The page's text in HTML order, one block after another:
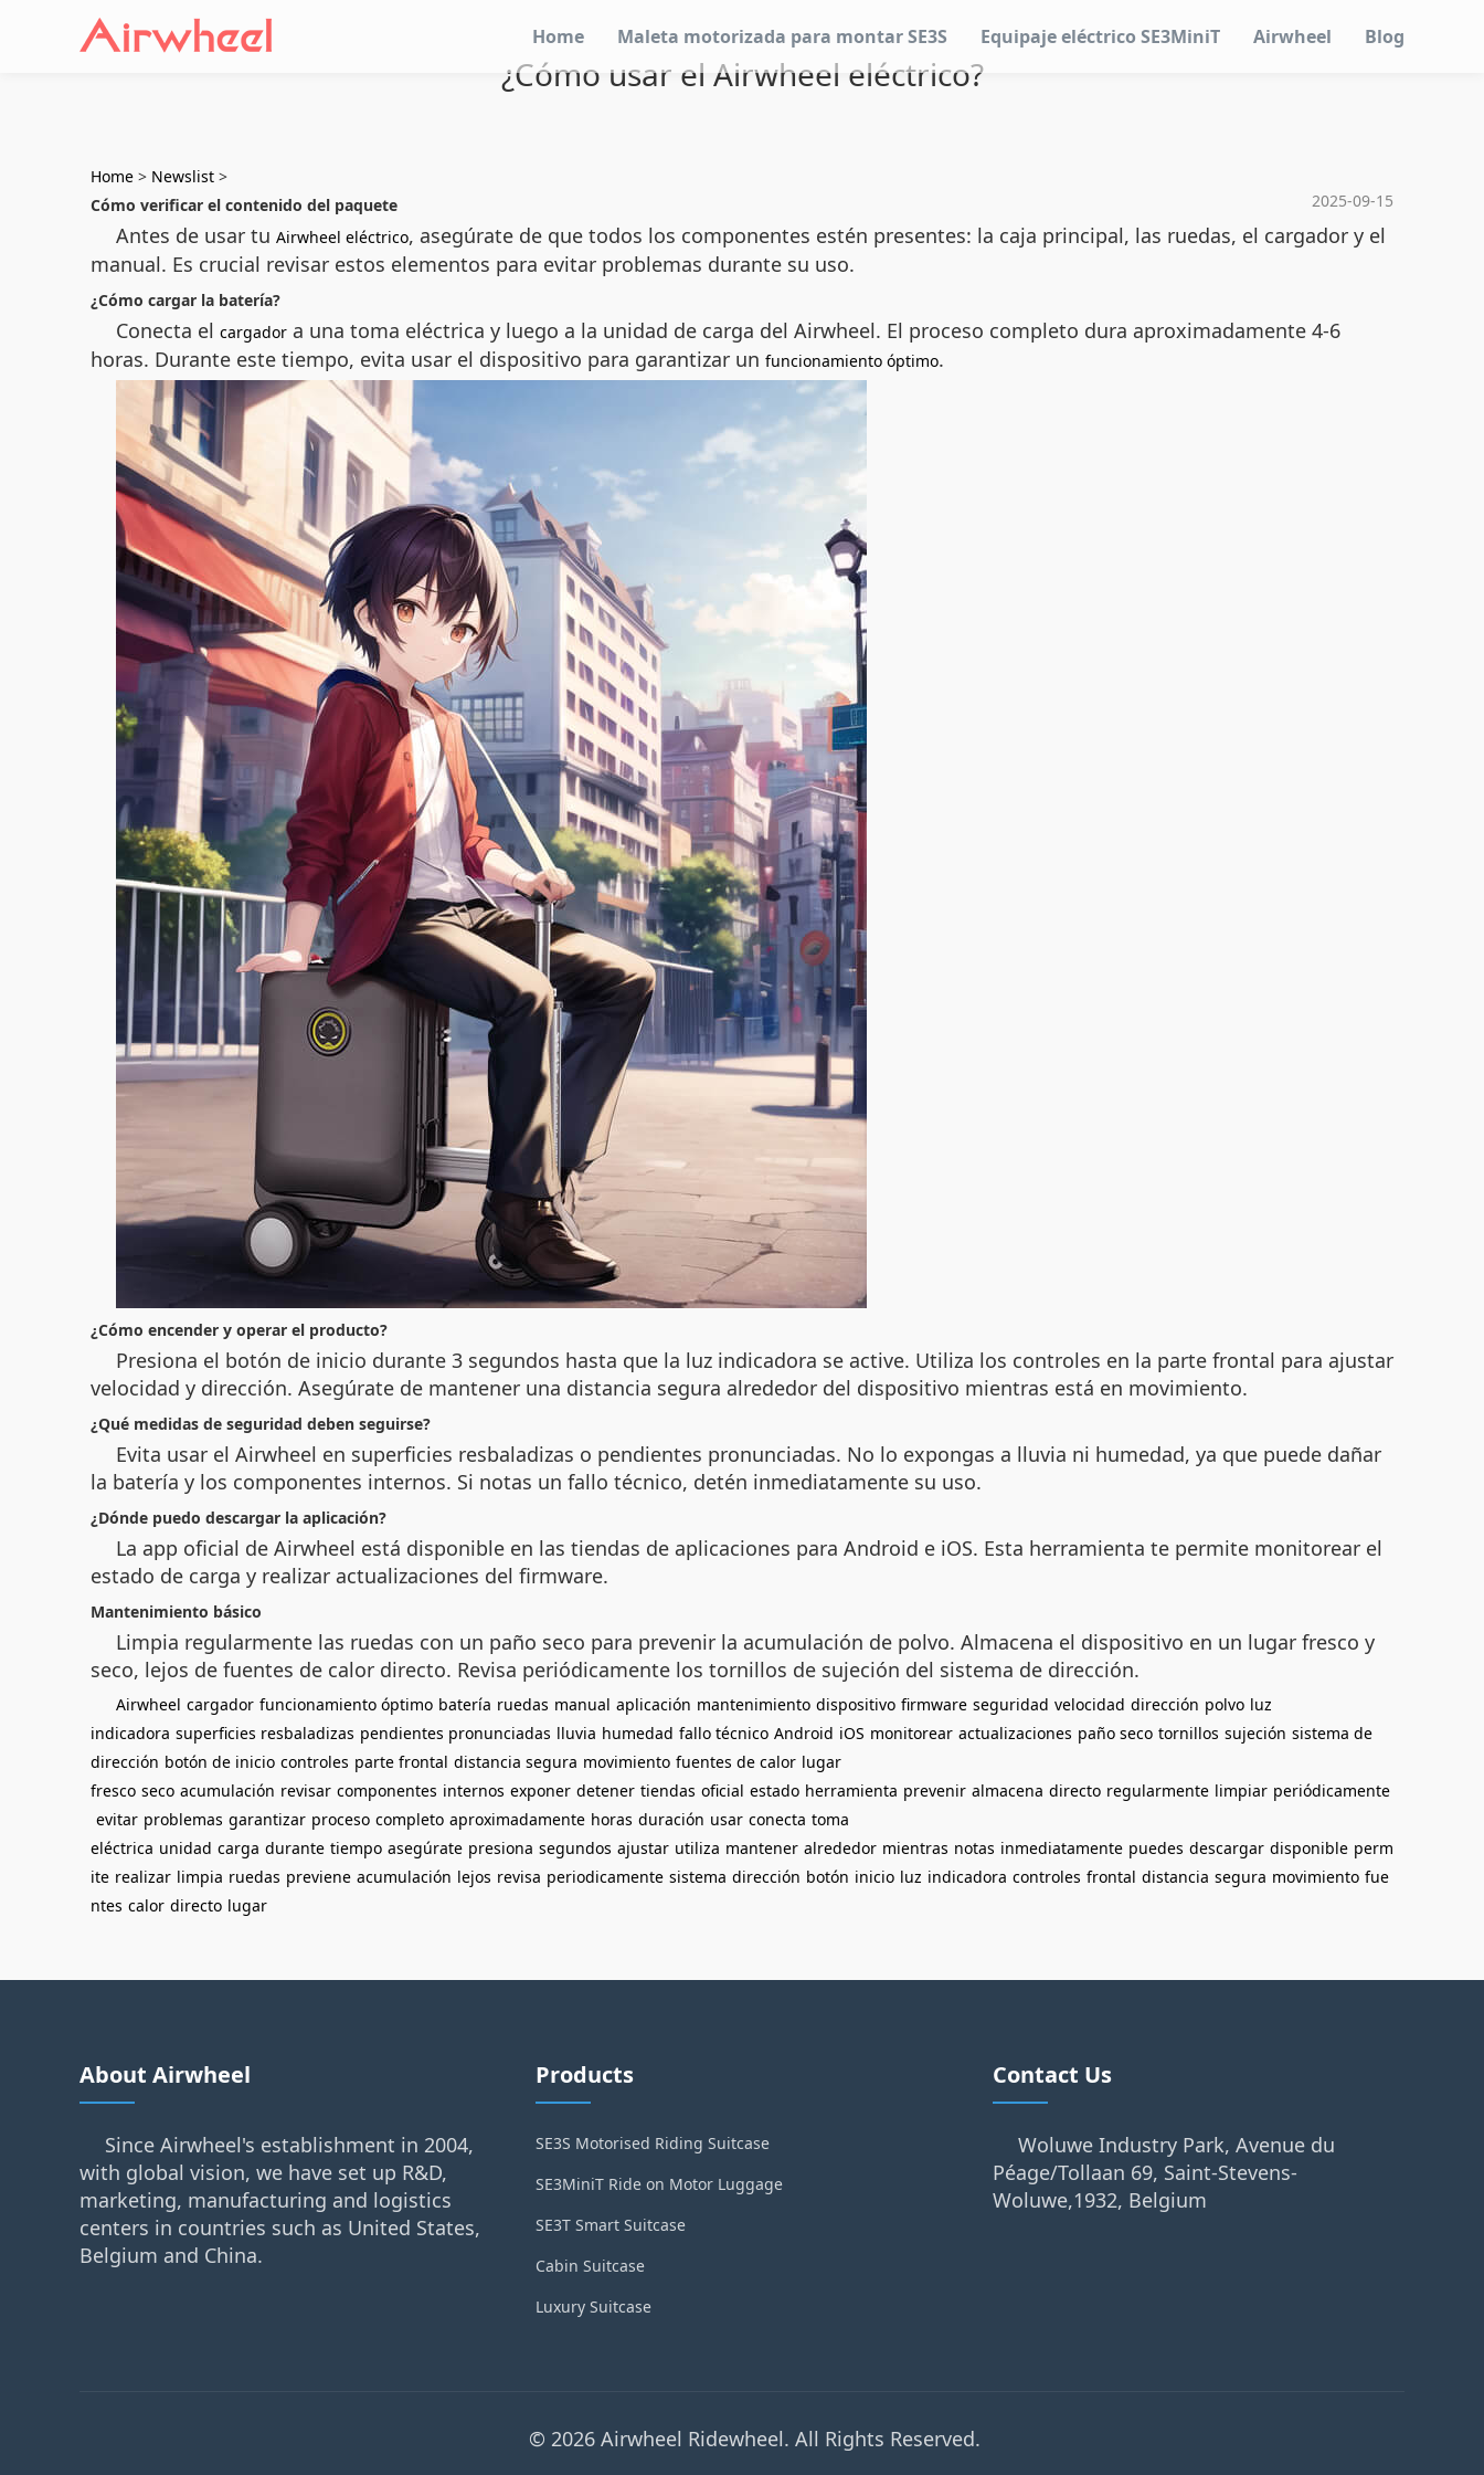
Home Maleta motorizada para montar SE3S Equipaje eléctrico SE3MiniT Airwheel Blog
¿Cómo usar el Airwheel eléctrico?
Home > Newslist >
2025-09-15
Cómo verificar el contenido del paquete
Antes de usar tu Airwheel eléctrico, asegúrate de que todos los componentes estén presentes: la caja principal, las ruedas, el cargador y el
manual. Es crucial revisar estos elementos para evitar problemas durante su uso.
¿Cómo cargar la batería?
Conecta el cargador a una toma eléctrica y luego a la unidad de carga del Airwheel. El proceso completo dura aproximadamente 4-6
horas. Durante este tiempo, evita usar el dispositivo para garantizar un funcionamiento óptimo.
¿Cómo encender y operar el producto?
Presiona el botón de inicio durante 3 segundos hasta que la luz indicadora se active. Utiliza los controles en la parte frontal para ajustar
velocidad y dirección. Asegúrate de mantener una distancia segura alrededor del dispositivo mientras está en movimiento.
¿Qué medidas de seguridad deben seguirse?
Evita usar el Airwheel en superficies resbaladizas o pendientes pronunciadas. No lo expongas a lluvia ni humedad, ya que puede dañar
la batería y los componentes internos. Si notas un fallo técnico, detén inmediatamente su uso.
¿Dónde puedo descargar la aplicación?
La app oficial de Airwheel está disponible en las tiendas de aplicaciones para Android e iOS. Esta herramienta te permite monitorear el
estado de carga y realizar actualizaciones del firmware.
Mantenimiento básico
Limpia regularmente las ruedas con un paño seco para prevenir la acumulación de polvo. Almacena el dispositivo en un lugar fresco y
seco, lejos de fuentes de calor directo. Revisa periódicamente los tornillos de sujeción del sistema de dirección.
Airwheel cargador funcionamiento óptimo batería ruedas manual aplicación mantenimiento dispositivo firmware seguridad velocidad dirección polvo luz
indicadora superficies resbaladizas pendientes pronunciadas lluvia humedad fallo técnico Android iOS monitorear actualizaciones paño seco tornillos sujeción sistema de
dirección botón de inicio controles parte frontal distancia segura movimiento fuentes de calor lugar
fresco seco acumulación revisar componentes internos exponer detener tiendas oficial estado herramienta prevenir almacena directo regularmente limpiar periódicamente
evitar problemas garantizar proceso completo aproximadamente horas duración usar conecta toma
eléctrica unidad carga durante tiempo asegúrate presiona segundos ajustar utiliza mantener alrededor mientras notas inmediatamente puedes descargar disponible perm
ite realizar limpia ruedas previene acumulación lejos revisa periodicamente sistema dirección botón inicio luz indicadora controles frontal distancia segura movimiento fue
ntes calor directo lugar
About Airwheel
Since Airwheel's establishment in 2004,
with global vision, we have set up R&D,
marketing, manufacturing and logistics
centers in countries such as United States,
Belgium and China.
Products
SE3S Motorised Riding Suitcase
SE3MiniT Ride on Motor Luggage
SE3T Smart Suitcase
Cabin Suitcase
Luxury Suitcase
Contact Us
Woluwe Industry Park, Avenue du
Péage/Tollaan 69, Saint-Stevens-
Woluwe,1932, Belgium
© 2026 Airwheel Ridewheel. All Rights Reserved.